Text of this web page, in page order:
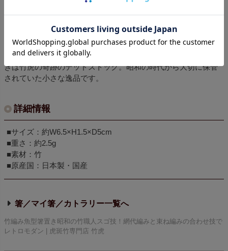
商品説明
熟練職人が丁寧に編み上げた、愛らしい魚型の竹箸置き。繊細
な編み目と竹ならではのやさしい風合いが食卓を彩り、毎日の
食事に和の趣と手仕事の温もりを添えてくれます。竹編み箸置
きは竹虎の奇跡のデッドストック。昭和の時代から大切に保管
されていた小さな逸品です。
詳細情報
■サイズ：約W6.5×H1.5×D5cm
■重さ：約2.5g
■素材：竹
■原産国：日本製・国産
箸／マイ箸／カトラリー
竹編み魚型箸置き昭和の竹職人スゴ技！網代編みと束ね編みの合わせ技で
レトロモダン | 虎斑竹専門店 竹虎